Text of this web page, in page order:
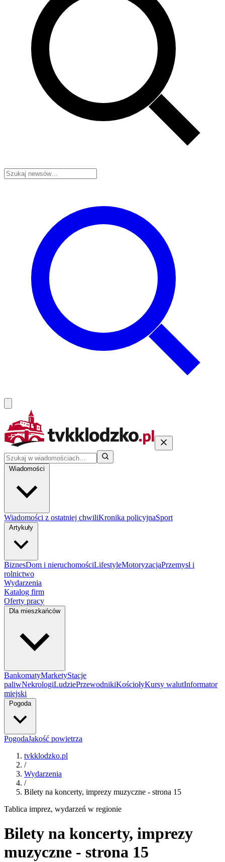
Wiadomości
Wiadomości z ostatniej chwiliKronika policyjnaSport
Artykuły
BiznesDom i nieruchomościLifestyleMotoryzacjaPrzemysł i
rolnictwo
Wydarzenia
Katalog firm
Oferty pracy
Dla mieszkańców
BankomatyMarketyStacje
paliwNekrologiLudziePrzewodnikiKościołyKursy walutInformator
miejski
Pogoda
PogodaJakość powietrza
tvkklodzko.pl
/
Wydarzenia
/
Bilety na koncerty, imprezy muzyczne - strona 15
Tablica imprez, wydarzeń w regionie
Bilety na koncerty, imprezy
muzyczne - strona 15